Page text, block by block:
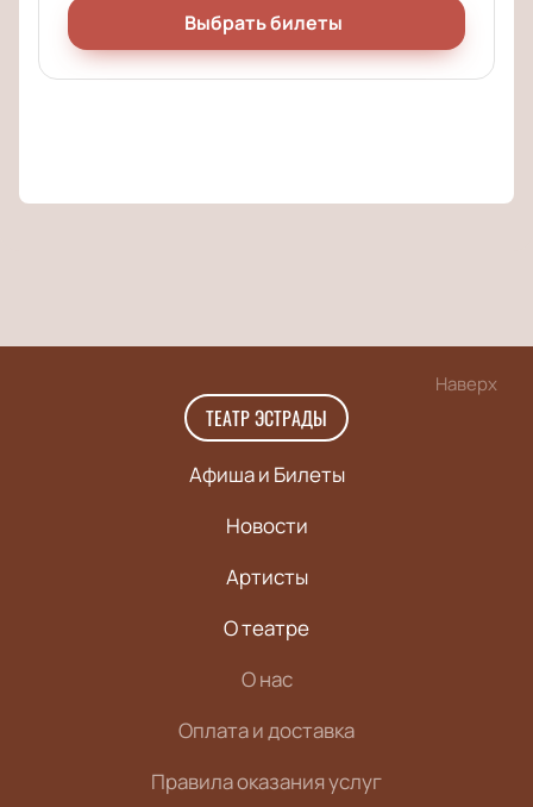
Выбрать билеты
Наверх
ТЕАТР ЭСТРАДЫ
Афиша и Билеты
Новости
Артисты
О театре
О нас
Оплата и доставка
Правила оказания услуг